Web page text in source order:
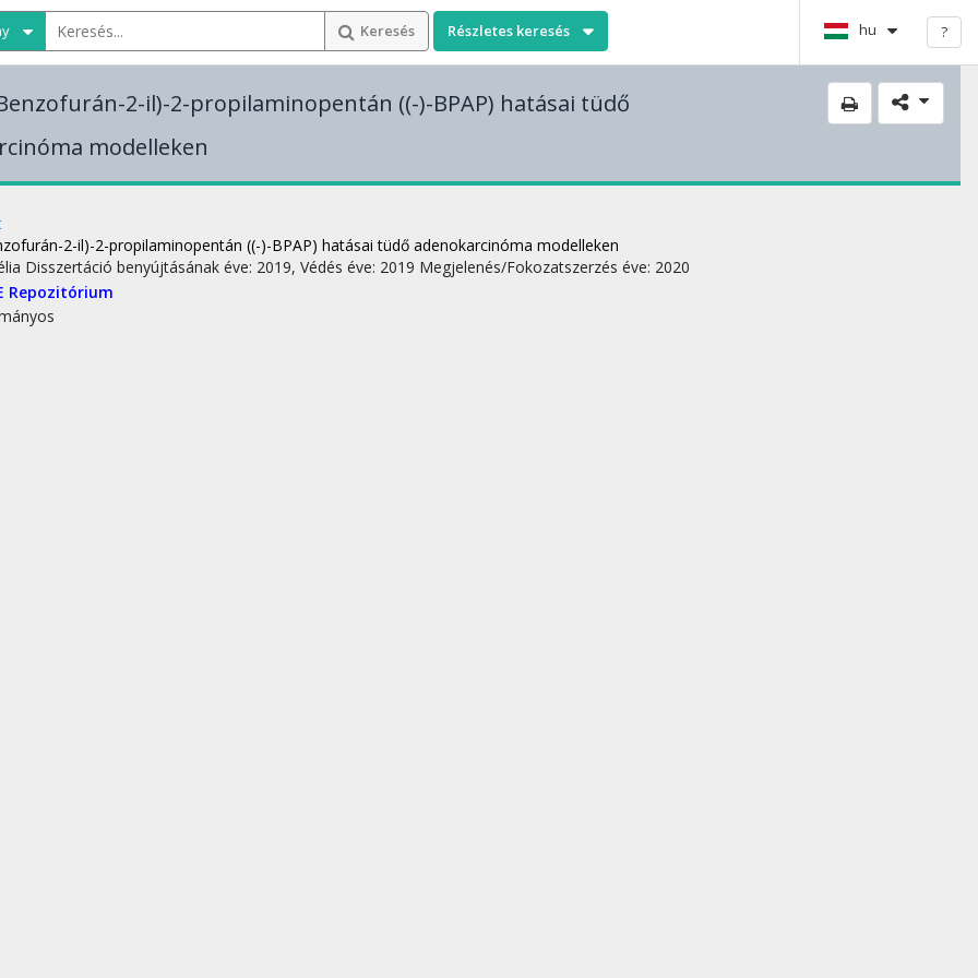
Keresés Részletes keresés hu ?
2-il)-2-propilaminopentán ((-)-BPAP) hatásai tüdő
modelleken
2-il)-2-propilaminopentán ((-)-BPAP) hatásai tüdő adenokarcinóma modelleken
Disszertáció benyújtásának éve: 2019, Védés éve: 2019 Megjelenés/Fokozatszerzés éve: 2020
Repozitórium